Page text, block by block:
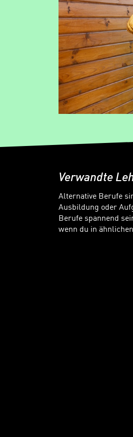
Verwandte
Alternative Berufe
Ausbildung oder
Berufe spannend
wenn du in